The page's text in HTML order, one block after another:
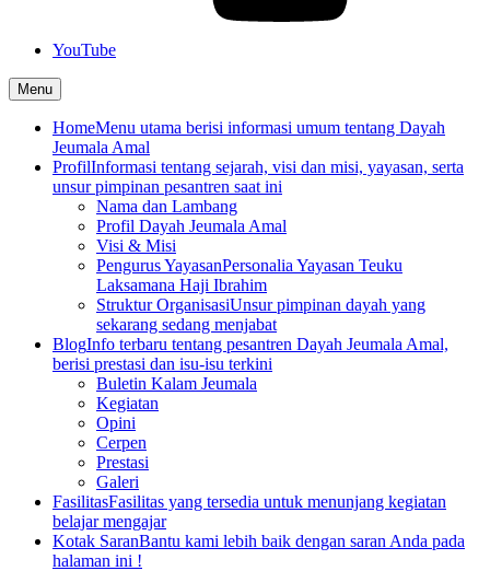
YouTube
Menu
HomeMenu utama berisi informasi umum tentang Dayah
Jeumala Amal
ProfilInformasi tentang sejarah, visi dan misi, yayasan, serta
unsur pimpinan pesantren saat ini
Nama dan Lambang
Profil Dayah Jeumala Amal
Visi & Misi
Pengurus YayasanPersonalia Yayasan Teuku
Laksamana Haji Ibrahim
Struktur OrganisasiUnsur pimpinan dayah yang
sekarang sedang menjabat
BlogInfo terbaru tentang pesantren Dayah Jeumala Amal,
berisi prestasi dan isu-isu terkini
Buletin Kalam Jeumala
Kegiatan
Opini
Cerpen
Prestasi
Galeri
FasilitasFasilitas yang tersedia untuk menunjang kegiatan
belajar mengajar
Kotak SaranBantu kami lebih baik dengan saran Anda pada
halaman ini !